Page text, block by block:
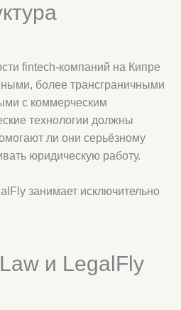
fintech-компаний на Кипре
более трансграничными
с коммерческим
технологии должны
ли они серьёзному
юридическую работу.
занимает исключительно
и LegalFly